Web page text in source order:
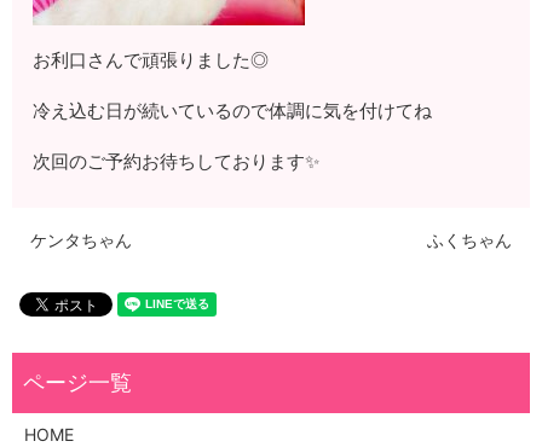
お利口さんで頑張りました◎
冷え込む日が続いているので体調に気を付けてね
次回のご予約お待ちしております✨
ケンタちゃん ふくちゃん
HOME